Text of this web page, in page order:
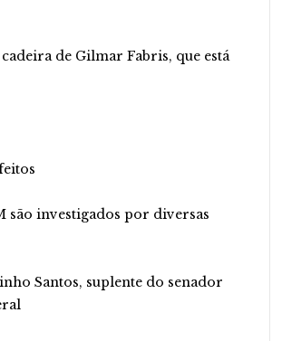
de Gilmar Fabris, que está
são investigados por diversas
Santos, suplente do senador